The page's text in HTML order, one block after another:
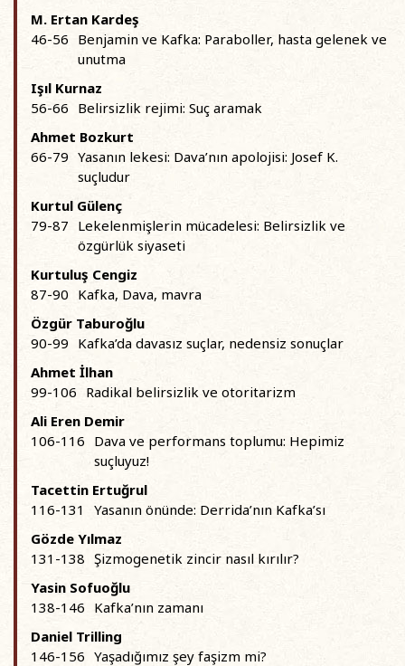
M. Ertan Kardeş
46-56 Benjamin ve Kafka: Paraboller, hasta gelenek ve
unutma
Işıl Kurnaz
56-66 Belirsizlik rejimi: Suç aramak
Ahmet Bozkurt
66-79 Yasanın lekesi: Dava’nın apolojisi: Josef K.
suçludur
Kurtul Gülenç
79-87 Lekelenmişlerin mücadelesi: Belirsizlik ve
özgürlük siyaseti
Kurtuluş Cengiz
87-90 Kafka, Dava, mavra
Özgür Taburoğlu
90-99 Kafka’da davasız suçlar, nedensiz sonuçlar
Ahmet İlhan
99-106 Radikal belirsizlik ve otoritarizm
Ali Eren Demir
106-116 Dava ve performans toplumu: Hepimiz
suçluyuz!
Tacettin Ertuğrul
116-131
Yasanın önünde: Derrida’nın Kafka’sı
Gözde Yılmaz
131-138 Şizmogenetik zincir nasıl kırılır?
Yasin Sofuoğlu
138-146 Kafka’nın zamanı
Daniel Trilling
146-156 Yaşadığımız şey faşizm mi?